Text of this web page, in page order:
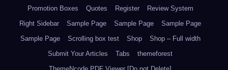
Promotion Boxes
Quotes Register
Review System
Right Sidebar
Sample Page Sample Page
Sample Page
Sample Page
Scrolling box test Shop
Shop – Full width
Submit Your Articles
Tabs
themeforest